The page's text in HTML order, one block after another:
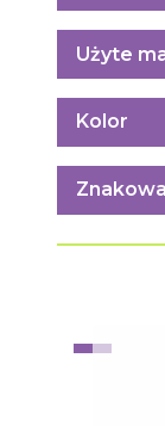
Użyte
Kolor